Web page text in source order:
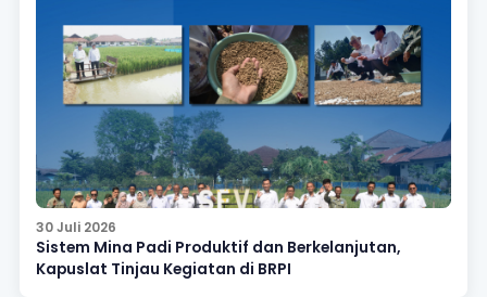
30 Juli 2026
Sistem Mina Padi Produktif dan Berkelanjutan,
Kapuslat Tinjau Kegiatan di BRPI